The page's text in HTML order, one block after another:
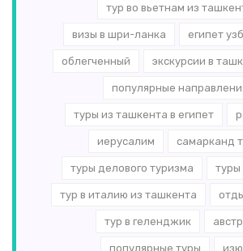
тур во вьетнам из
визы в шри-ланка египет
облегченный экскурсии в
популярные
туры из ташкента в египет
иерусалим самарканд
туры делового туризма туры
тур в италию из ташкента
тур в геленджик
популярные туры